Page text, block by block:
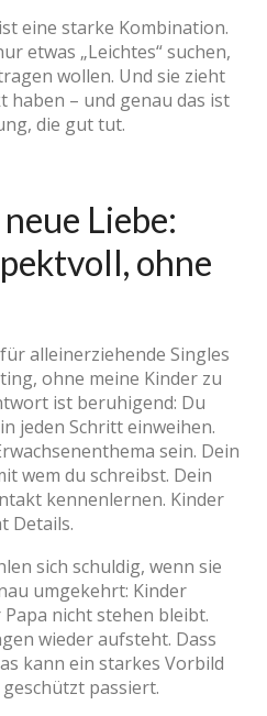
eine starke Kombination.
etwas „Leichtes“ suchen,
wollen. Und sie zieht
haben – und genau das ist
die gut tut.
Liebe:
ohne
alleinerziehende Singles
ohne meine Kinder zu
ist beruhigend: Du
jeden Schritt einweihen.
sein. Dein
wem du schreibst. Dein
kennenlernen. Kinder
Details.
sich schuldig, wenn sie
umgekehrt: Kinder
nicht stehen bleibt.
wieder aufsteht. Dass
kann ein starkes Vorbild
passiert.